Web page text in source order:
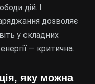
дій. І
дозволяє
у складних
— критична.
яку можна